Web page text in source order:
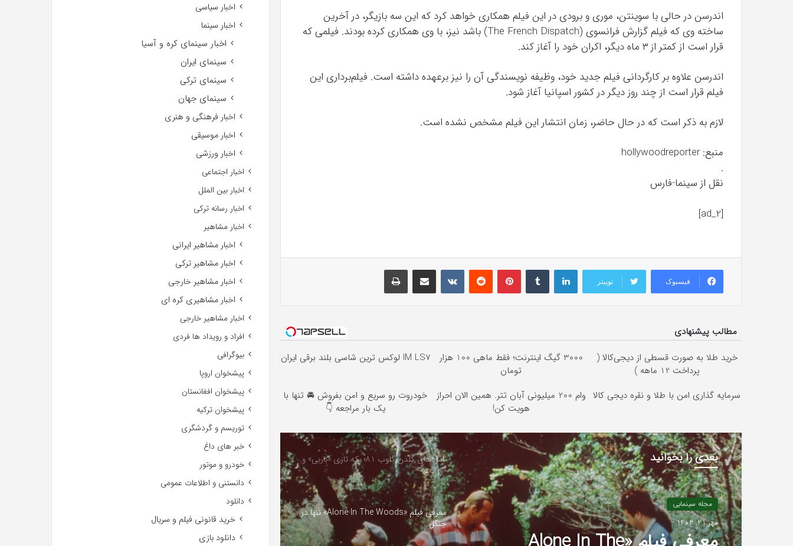
اندرسن در حالی با سوینتن، موری و برودی در این فیلم همکاری خواهد کرد که این سه بازیگر، در آخرین
ساخته وی که فیلم گزارش فرانسوی (The French Dispatch) باشد نیز، با وی همکاری کرده بودند. فیلمی که
قرار است از کمتر از ۳ ماه دیگر، اکران خود را آغاز کند.
اندرسن علاوه بر کارگردانی فیلم جدید خود، وظیفه نویسندگی آن را نیز برعهده داشته است. فیلم‌برداری این
فیلم قرار است از چند روز دیگر در کشور اسپانیا آغاز شود.
لازم به ذکر است که در حال حاضر، زمان انتشار این فیلم مشخص نشده است.
منبع: hollywoodreporter
.
نقل از سینما-فارس
[ad_2]
فیسبوک توییتر
لینکداینتامبلر پینتریستReddit
VKontakteاشتراک گذاری با ایمیل چاپ
مطالب پیشنهادی
خرید طلا به صورت قسطی از دیجی‌کالا (
پرداخت 12 ماهه )
3000 گیگ اینترنت؛ فقط ماهی 100 هزار
تومان
IM LS7 لوکس ترین شاسی بلند برقی ایران
سرمایه گذاری امن با طلا و نقره دیجی کالا
وام 200 میلیونی آبان تتر. همین الان احراز
هویت کن!
خودروت رو سریع و امن بفروش 🚘 تنها با
یک بار مراجعه 👇
بعدی را بخوانید
مجله سینمایی
مهر 21, 1402
نامزدهای گلدن گلوب ۸۱؛ یکه تازی «باربی» و
«وراثت»
معرفی فیلم «Alone In The Woods» تنها در
جنگل
اخبار سیاسی
اخبار سینما
اخبار سینمای کره و آسیا
سینمای ایران
سینمای ترکی
سینمای جهان
اخبار فرهنگی و هنری
اخبار موسیقی
اخبار ورزشی
اخبار اجتماعی
اخبار بین الملل
اخبار رسانه ترکی
اخبار مشاهیر
اخبار مشاهیر ایرانی
اخبار مشاهیر ترکی
اخبار مشاهیر خارجی
اخبار مشاهیری کره ای
اخبار مشاهیر خارجی
افراد و رویداد ها فردی
بیوگرافی
پیشخوان اروپا
پیشخوان افغانستان
پیشخوان ترکیه
توریسم و گردشگری
خبر های داغ
خودرو و موتور
دانستنی و اطلاعات عمومی
دانلود
خرید قانونی فیلم و سریال
دانلود بازی